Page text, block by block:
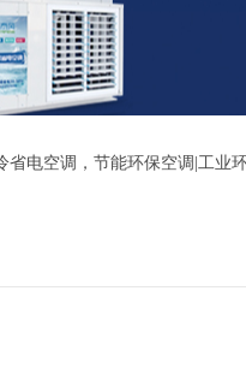
省电空调，节能环保空调|工业